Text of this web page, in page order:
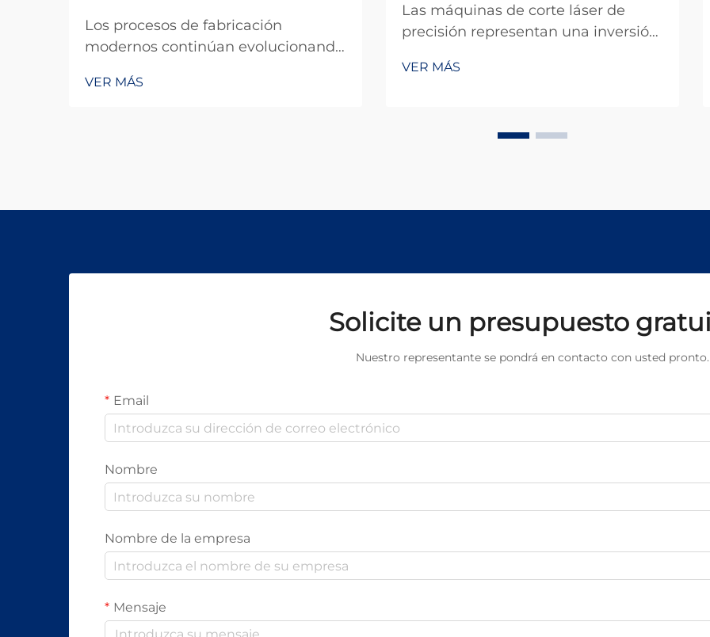
Los procesos de fabricación
modernos continúan evolucionando
tecnología de soldadura se
VER MÁS
Las máquinas de corte láser de
precisión representan una inversión
manufactureras, y su
eficiencia operativa, la calidad de
VER MÁS
Solicite un presupuesto
Nuestro representante se pondrá en contacto con usted pronto.
Email
Nombre
Nombre de la empresa
Mensaje